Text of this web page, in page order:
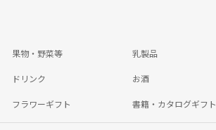
果物・野菜等 乳製品
ドリンク お酒
フラワーギフト 書籍・カタログギフト